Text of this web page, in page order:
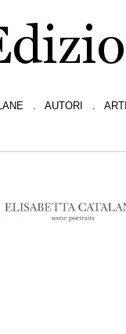
AUTORI